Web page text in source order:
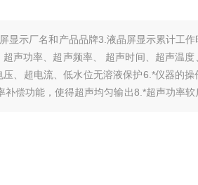
显示厂名和产品品牌3.液晶屏显示累计工作
、 超声时间、超声温度、超声水
、超电流、低水位无溶液保护6.*仪器的操
偿功能，使得超声均匀输出8.*超声功率软